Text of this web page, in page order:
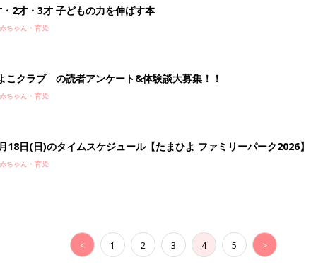
・2才・3才 子どもの力を伸ばす本
赤ちゃん・育児
こクラブ の読者アンケート&体験談大募集！！
赤ちゃん・育児
18日(日)のタイムスケジュール【たまひよ ファミリーパーク2026】
赤ちゃん・育児
< 1 2 3 4 5 >